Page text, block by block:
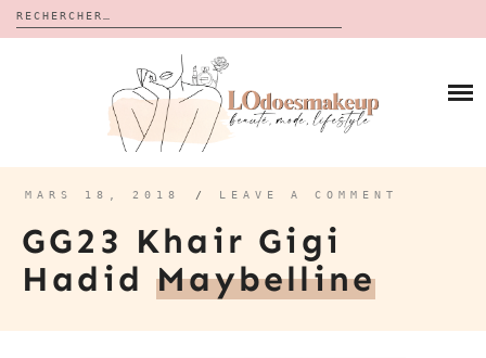
Rechercher :
CALENDRIERS DE L’AVENT
BON PLAN
À PROPOS
CONTACT
MARS 18, 2018 / LEAVE A COMMENT
GG23 Khair Gigi
HadidMaybelline